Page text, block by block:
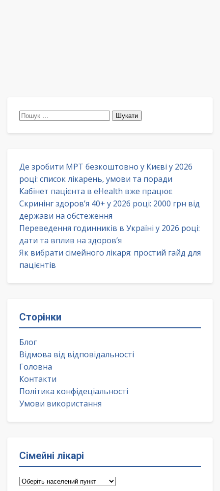
Пошук:
Де зробити МРТ безкоштовно у Києві у 2026
році: список лікарень, умови та поради
Кабінет пацієнта в eHealth вже працює
Скринінг здоров’я 40+ у 2026 році: 2000 грн від
держави на обстеження
Переведення годинників в Україні у 2026 році:
дати та вплив на здоров’я
Як вибрати сімейного лікаря: простий гайд для
пацієнтів
Сторінки
Блог
Відмова від відповідальності
Головна
Контакти
Політика конфідеціальності
Умови використання
Сімейні лікарі
Сімейні